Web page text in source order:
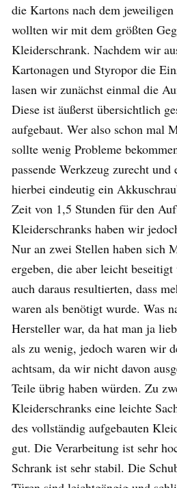
die Kartons nach dem
wollten wir mit dem größten
Kleiderschrank. Nachdem wir
Kartonagen und Styropor die
lasen wir zunächst einmal die
Diese ist äußerst übersichtlich
aufgebaut. Wer also schon mal
sollte wenig Probleme
passende Werkzeug zurecht
hierbei eindeutig ein
Zeit von 1,5 Stunden für den
Kleiderschranks haben wir
Nur an zwei Stellen haben sich
ergeben, die aber leicht
auch daraus resultierten, dass
waren als benötigt wurde. Was
Hersteller war, da hat man ja
als zu wenig, jedoch waren wir
achtsam, da wir nicht davon
Teile übrig haben würden. Zu
Kleiderschranks eine leichte
des vollständig aufgebauten
gut. Die Verarbeitung ist sehr
Schrank ist sehr stabil. Die